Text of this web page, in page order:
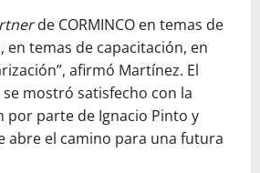
de CORMINCO en temas de
en temas de capacitación, en
afirmó Martínez. El
mostró satisfecho con la
por parte de Ignacio Pinto y
abre el camino para una futura